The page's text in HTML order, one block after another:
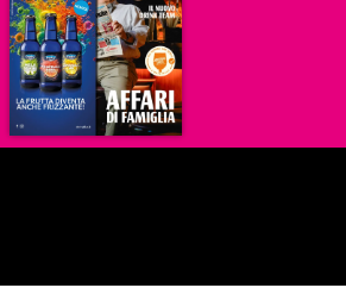
Ristoranti
Hoteldomani